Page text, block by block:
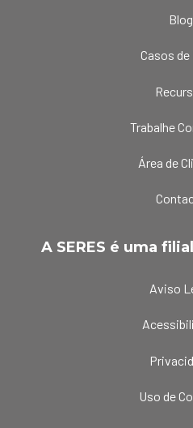
Blog
Casos
Trabalhe
Área de
A SERES é uma
Aviso
Uso de